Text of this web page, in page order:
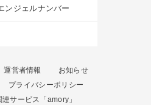
ンジェルナンバー
運営者情報
お知らせ
プライバシーポリシー
連サービス「amory」